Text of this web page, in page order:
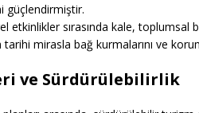
güçlendirmiştir.
etkinlikler sırasında kale, toplumsal
mirasla bağ kurmalarını ve
ve Sürdürülebilirlik